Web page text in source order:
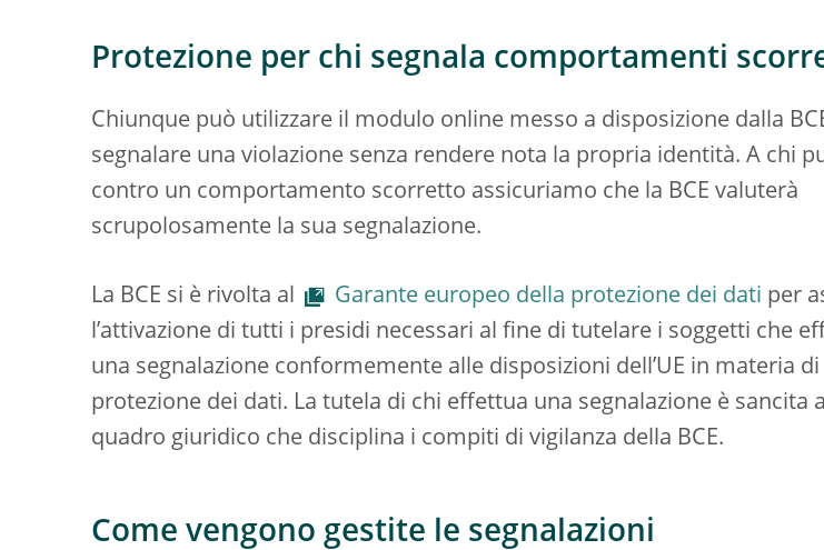
Protezione per chi segnala comportamenti
Chiunque può utilizzare il modulo online messo a disposizione dalla
segnalare una violazione senza rendere nota la propria identità. A chi
contro un comportamento scorretto assicuriamo che la BCE valuterà
scrupolosamente la sua segnalazione.
La BCE si è rivolta al Garante europeo della protezione dei dati per
l’attivazione di tutti i presidi necessari al fine di tutelare i soggetti che
una segnalazione conformemente alle disposizioni dell’UE in materia di
protezione dei dati. La tutela di chi effettua una segnalazione è sancita
quadro giuridico che disciplina i compiti di vigilanza della BCE.
Come vengono gestite le segnalazioni